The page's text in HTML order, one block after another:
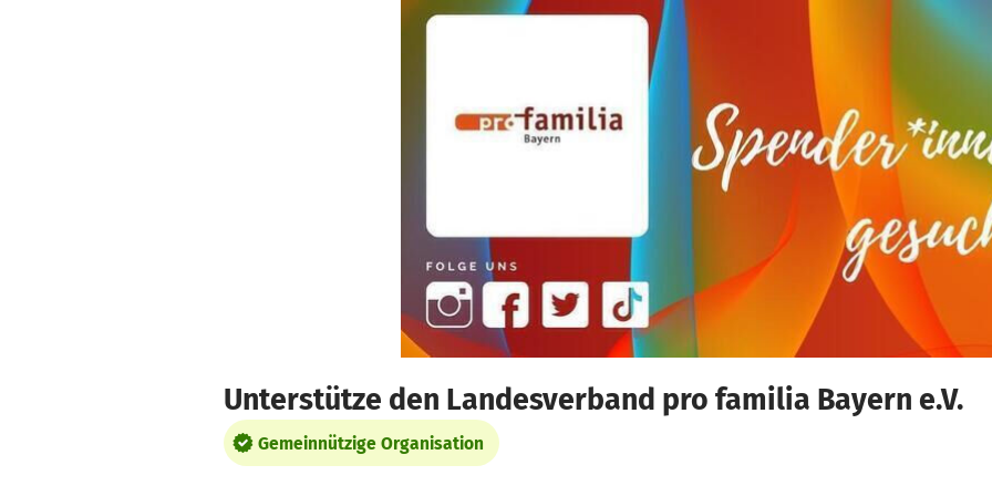
Unterstütze den Landesverband pro familia Bayern e.V.
Gemeinnützige Organisation